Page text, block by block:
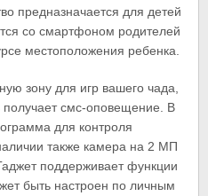
предназначается для детей
со смартфоном родителей
местоположения ребенка.
зону для игр вашего чада,
получает смс-оповещение. В
для контроля
также камера на 2 МП
поддерживает функции
быть настроен по личным